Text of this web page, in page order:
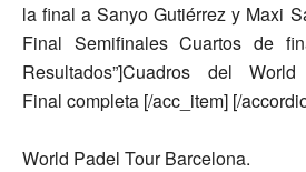
la final aSanyo Gutiérrez y Maxi
Final Semifinales Cuartos de
Resultados”]Cuadros del
Final completa [/acc_item] [/
World Padel Tour Barcelona.